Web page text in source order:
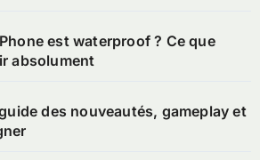
est waterproof ? Ce que
absolument
des nouveautés, gameplay et